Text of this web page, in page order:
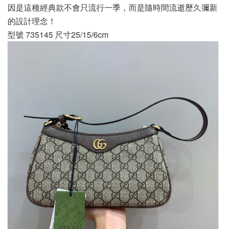
因是這種經典款不會只流行一季，而是隨時間流逝歷久彌新
的設計理念！
型號 735145 尺寸25/15/6cm